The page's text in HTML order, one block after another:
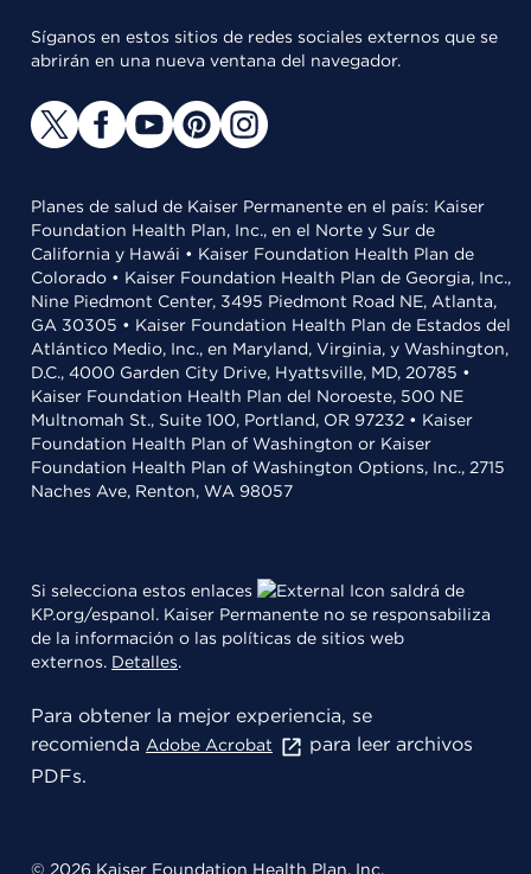
Síganos en estos sitios de redes sociales externos que se
abrirán en una nueva ventana del navegador.
Planes de salud de Kaiser Permanente en el país: Kaiser
Foundation Health Plan, Inc., en el Norte y Sur de
California y Hawái • Kaiser Foundation Health Plan de
Colorado • Kaiser Foundation Health Plan de Georgia, Inc.,
Nine Piedmont Center, 3495 Piedmont Road NE, Atlanta,
GA 30305 • Kaiser Foundation Health Plan de Estados del
Atlántico Medio, Inc., en Maryland, Virginia, y Washington,
D.C., 4000 Garden City Drive, Hyattsville, MD, 20785 •
Kaiser Foundation Health Plan del Noroeste, 500 NE
Multnomah St., Suite 100, Portland, OR 97232 • Kaiser
Foundation Health Plan of Washington or Kaiser
Foundation Health Plan of Washington Options, Inc., 2715
Naches Ave, Renton, WA 98057
Si selecciona estos enlaces
saldrá de
KP.org/espanol. Kaiser Permanente no se responsabiliza
de la información o las políticas de sitios web
externos. Detalles.
Para obtener la mejor experiencia, se
recomienda Adobe Acrobat
para leer archivos
PDFs.
© 2026 Kaiser Foundation Health Plan, Inc.